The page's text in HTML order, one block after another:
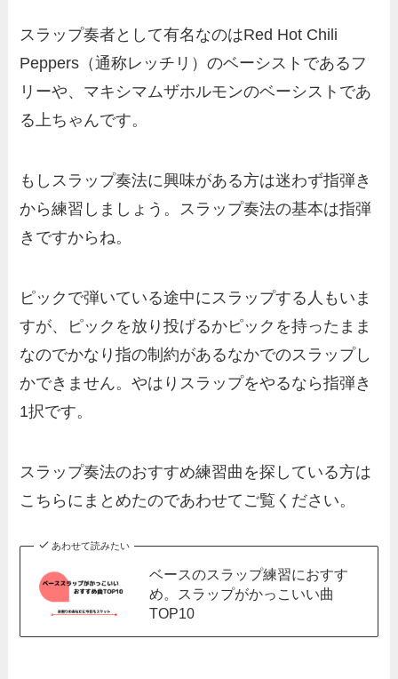
スラップ奏者として有名なのはRed Hot Chili
Peppers（通称レッチリ）のベーシストであるフ
リーや、マキシマムザホルモンのベーシストであ
る上ちゃんです。
もしスラップ奏法に興味がある方は迷わず指弾き
から練習しましょう。スラップ奏法の基本は指弾
きですからね。
ピックで弾いている途中にスラップする人もいま
すが、ピックを放り投げるかピックを持ったまま
なのでかなり指の制約があるなかでのスラップし
かできません。やはりスラップをやるなら指弾き
1択です。
スラップ奏法のおすすめ練習曲を探している方は
こちらにまとめたのであわせてご覧ください。
あわせて読みたい
ベースのスラップ練習におすす
め。スラップがかっこいい曲
TOP10